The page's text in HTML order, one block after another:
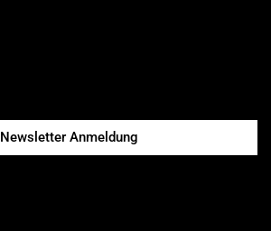
Newsletter Anmeldung